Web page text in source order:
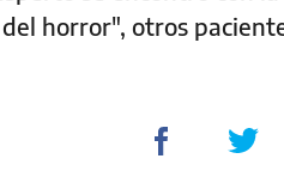
horror", otros